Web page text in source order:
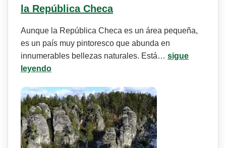
la República Checa
Aunque la República Checa es un área pequeña,
es un país muy pintoresco que abunda en
innumerables bellezas naturales. Está… sigue
leyendo